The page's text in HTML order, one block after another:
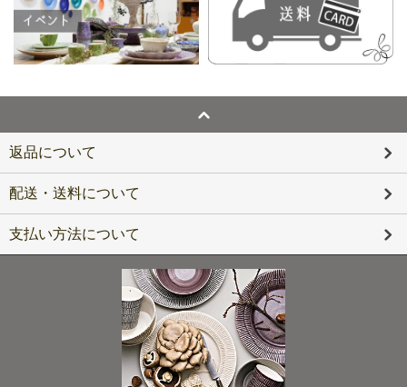
返品について
配送・送料について
支払い方法について